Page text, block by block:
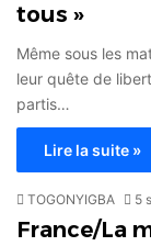
tous »
Même sous les
leur quête de
partis…
Lire la suite »
TOGONYIGBA 5
France/La